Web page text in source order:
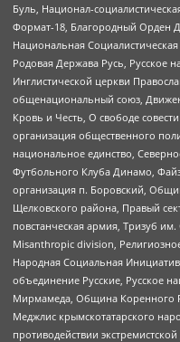
Буль, Национал-
Формат-18, Благородный Орден
Национальная
Родовая Держава Русь, Русское
Инглистической церкви
общенациональный союз,
Кровь и Честь, О свободе
организация общественного
национальное единство,
Футбольного Клуба Динамо,
организация п. Боровский,
Щелковского района, Правый
повстанческая армия, Тризуб
Misanthropic division,
Народная Социальная
объединение Русские, Русское
Мирмамеда, Община Коренного
Меджлис крымскотатарского
противодействии